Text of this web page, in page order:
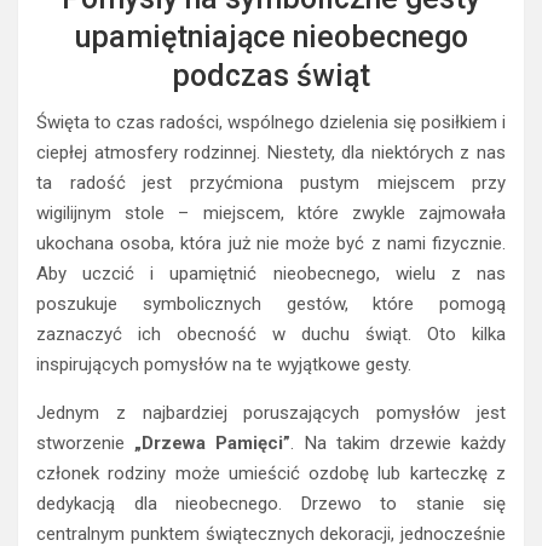
upamiętniające nieobecnego
podczas świąt
Święta to czas radości, wspólnego dzielenia się posiłkiem i
ciepłej atmosfery rodzinnej. Niestety, dla niektórych z nas
ta radość jest przyćmiona pustym miejscem przy
wigilijnym stole – miejscem, które zwykle zajmowała
ukochana osoba, która już nie może być z nami fizycznie.
Aby uczcić i upamiętnić nieobecnego, wielu z nas
poszukuje symbolicznych gestów, które pomogą
zaznaczyć ich obecność w duchu świąt. Oto kilka
inspirujących pomysłów na te wyjątkowe gesty.
Jednym z najbardziej poruszających pomysłów jest
stworzenie „Drzewa Pamięci”. Na takim drzewie każdy
członek rodziny może umieścić ozdobę lub karteczkę z
dedykacją dla nieobecnego. Drzewo to stanie się
centralnym punktem świątecznych dekoracji, jednocześnie